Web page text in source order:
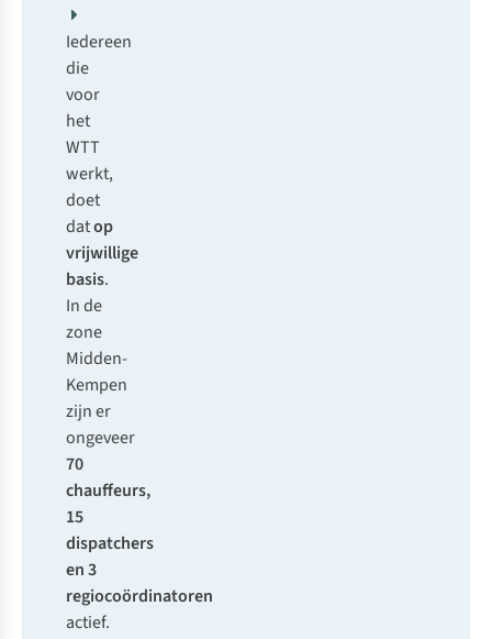
Iedereen
die
voor
het
WTT
werkt,
doet
datop
vrijwillige
basis.
In de
zone
Midden-
Kempen
zijn er
ongeveer
70
chauffeurs,
15
dispatchers
en 3
regiocoördinatoren
actief.